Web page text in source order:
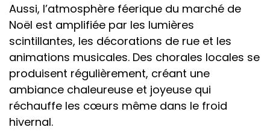
Aussi, l’atmosphère féerique du marché de
Noël est amplifiée par les lumières
scintillantes, les décorations de rue et les
animations musicales. Des chorales locales se
produisent régulièrement, créant une
ambiance chaleureuse et joyeuse qui
réchauffe les cœurs même dans le froid
hivernal.